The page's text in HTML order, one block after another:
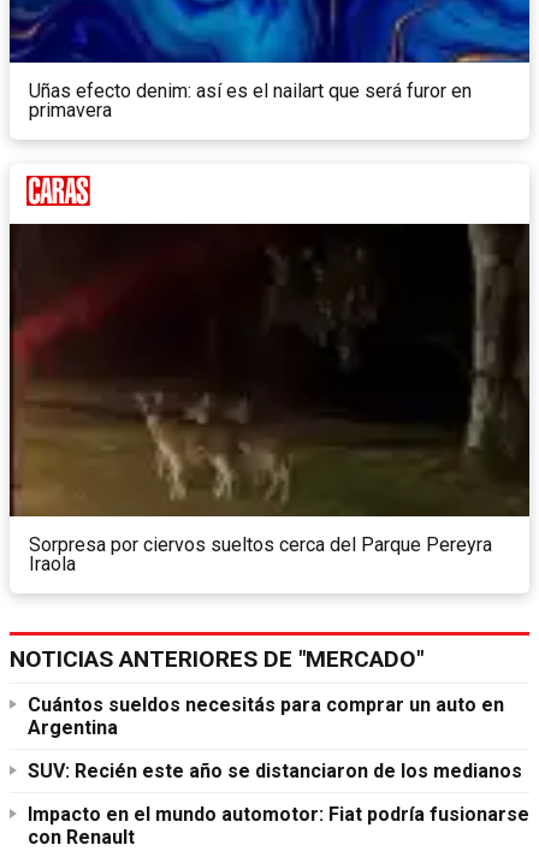
Uñas efecto denim: así es el nailart que será furor en
primavera
Sorpresa por ciervos sueltos cerca del Parque Pereyra
Iraola
NOTICIAS ANTERIORES DE "MERCADO"
Cuántos sueldos necesitás para comprar un auto en
Argentina
SUV: Recién este año se distanciaron de los medianos
Impacto en el mundo automotor: Fiat podría fusionarse
con Renault